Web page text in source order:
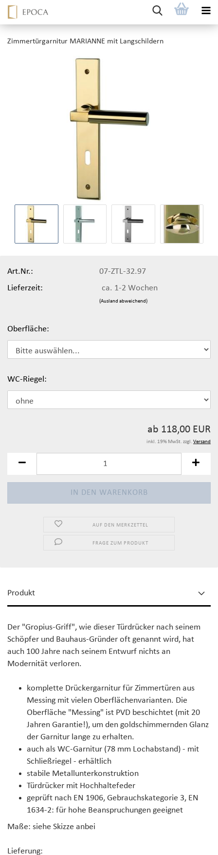
Zimmertürgarnitur MARIANNE mit Langschildern
Art.Nr.:
07-ZTL-32.97
Lieferzeit:
ca. 1-2 Wochen
(Ausland abweichend)
Oberfläche:
WC-Riegel:
ab 118,00 EUR
inkl. 19% MwSt. zzgl. Versand
AUF DEN MERKZETTEL
FRAGE ZUM PRODUKT
Produkt
Der "Gropius-Griff", wie dieser Türdrücker nach seinem
Schöpfer und Bauhaus-Gründer oft genannt wird, hat
auch 100 Jahre nach seinem Entwurf nichts an
Modernität verloren.
komplette Drückergarnitur für Zimmertüren aus
Messing mit vielen Oberflächenvarianten. Die
Oberfläche "Messing" ist PVD beschichtet (mit 20
Jahren Garantie!), um den goldschimmernden Glanz
der Garnitur lange zu erhalten.
auch als WC-Garnitur (78 mm Lochabstand) - mit
Schließriegel - erhältlich
stabile Metallunterkonstruktion
Türdrücker mit Hochhaltefeder
geprüft nach EN 1906, Gebrauchskategorie 3, EN
1634-2: für hohe Beanspruchungen geeignet
Maße: siehe Skizze anbei
Lieferung: